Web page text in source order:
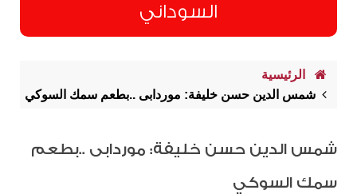
السوداني
الرئيسية
شمس الدين حسن خليفة: موردابى ..بطعم سمك السوكي
شمس الدين حسن خليفة: موردابى ..بطعم
سمك السوكي